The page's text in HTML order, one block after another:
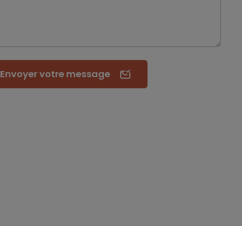
Envoyervotre message